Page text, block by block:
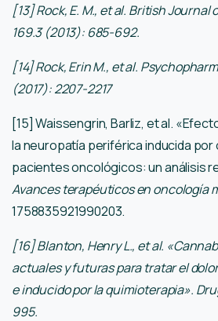
[13] Rock, E. M., et al. British
169.3 (2013): 685-692.
[14] Rock, Erin M., et al.
(2017): 2207-2217
[15] Waissengrin, Barliz, et al.
la neuropatía periférica inducida
pacientes oncológicos: un análisis
Avances terapéuticos en oncología
1758835921990203.
[16] Blanton, Henry L., et al.
actuales y futuras para tratar el
e inducido por la quimioterapia».
995.